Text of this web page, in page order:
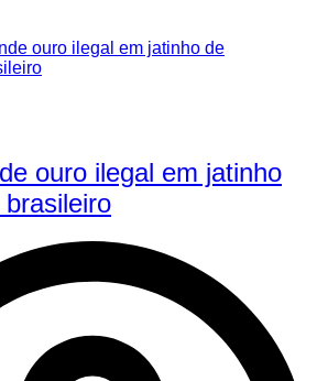
ouro ilegal em jatinho